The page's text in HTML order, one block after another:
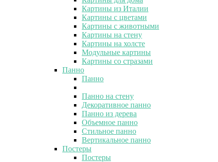
Картины из Италии
Картины с цветами
Картины с животными
Картины на стену
Картины на холсте
Модульные картины
Картины со стразами
Панно
Панно
Панно на стену
Декоративное панно
Панно из дерева
Объемное панно
Стильное панно
Вертикальное панно
Постеры
Постеры